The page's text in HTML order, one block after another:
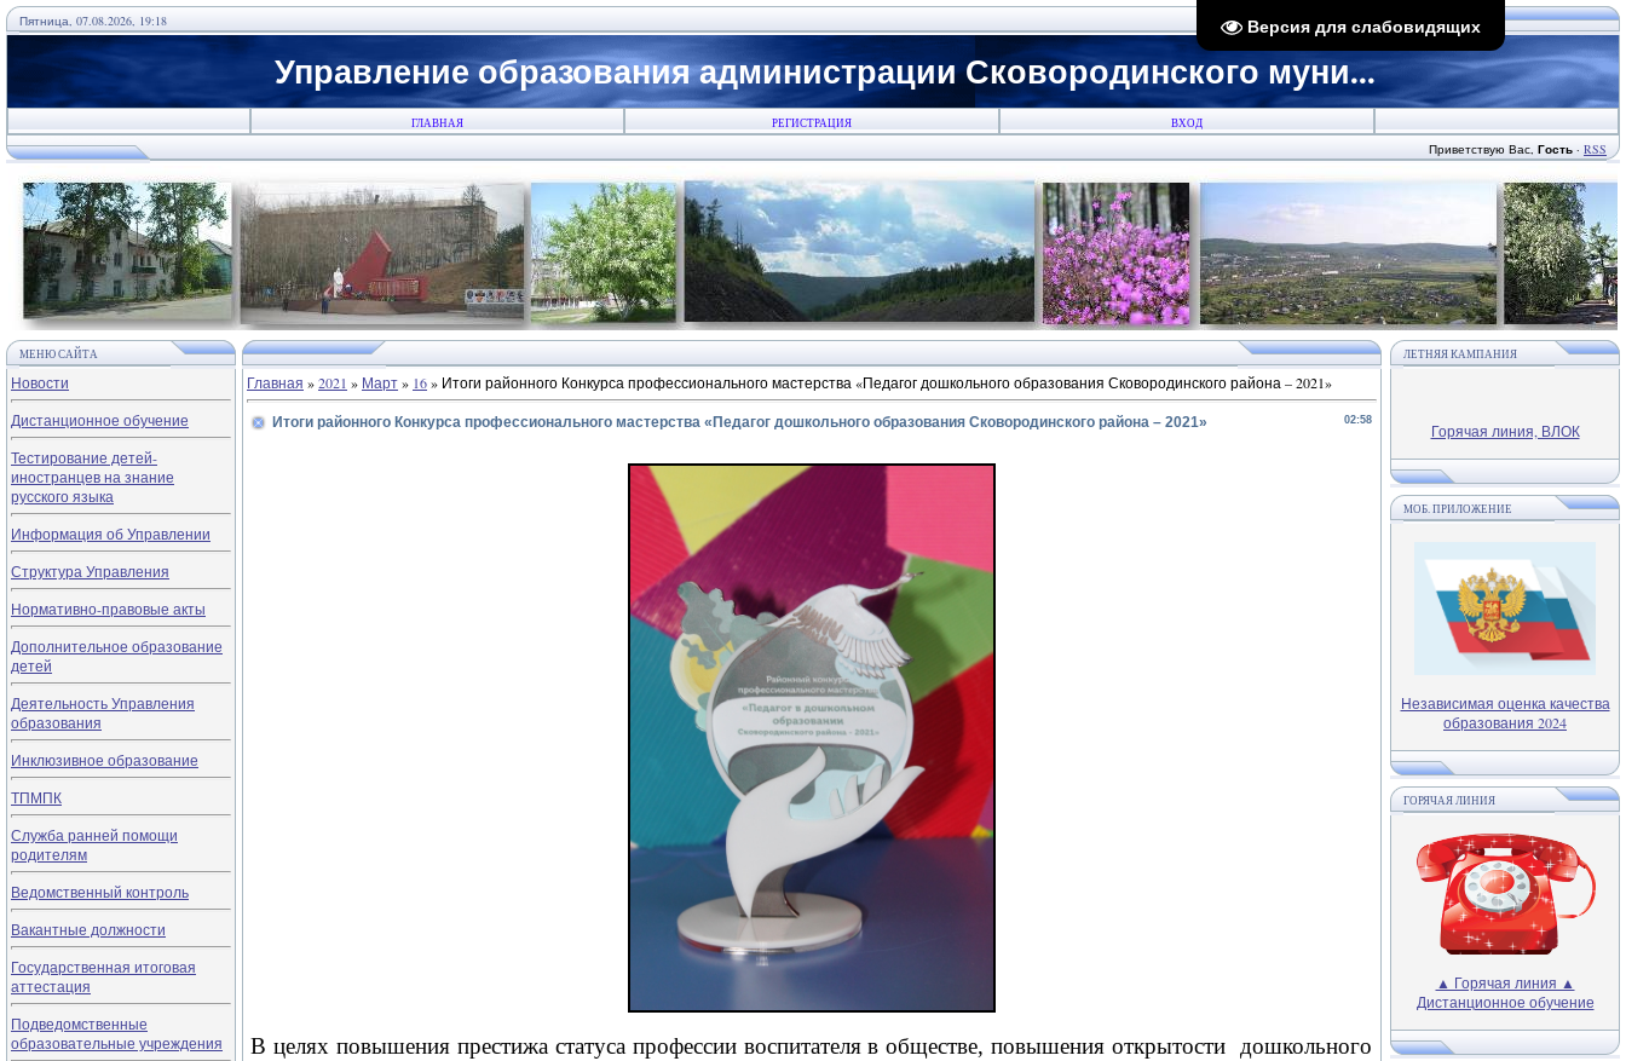
Версия для слабовидящих
Пятница, 07.08.2026, 19:18
Управление образования администрации Сковородинского муни...
ГЛАВНАЯ РЕГИСТРАЦИЯ ВХОД
Приветствую Вас, Гость · RSS
МЕНЮ САЙТА
Новости
Дистанционное обучение
Тестирование детей-
иностранцев на знание
русского языка
Информация об Управлении
Структура Управления
Нормативно-правовые акты
Дополнительное образование
детей
Деятельность Управления
образования
Инклюзивное образование
ТПМПК
Служба ранней помощи
родителям
Ведомственный контроль
Вакантные должности
Государственная итоговая
аттестация
Подведомственные
образовательные учреждения
Главная »2021 » Март» 16» Итоги районного Конкурса профессионального мастерства «Педагог дошкольного образования Сковородинского района – 2021»
02:58
Итоги районного Конкурса профессионального мастерства «Педагог дошкольного образования Сковородинского района – 2021»
В целях повышения престижа статуса профессии воспитателя в обществе, повышения открытости дошкольного
ЛЕТНЯЯ КАМПАНИЯ
Горячая линия, ВЛОК
МОБ. ПРИЛОЖЕНИЕ
Независимая оценка качества
образования 2024
ГОРЯЧАЯ ЛИНИЯ
▲ Горячая линия ▲
Дистанционное обучение